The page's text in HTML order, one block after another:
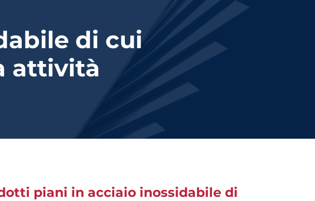
di cui
attività
piani in acciaio inossidabile di